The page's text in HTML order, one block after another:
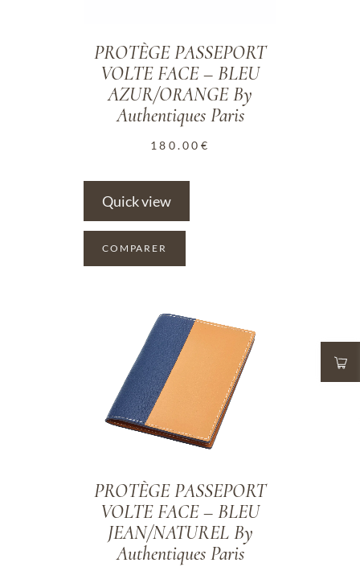
PROTÈGE PASSEPORT
VOLTE FACE – BLEU
AZUR/ORANGE By
Authentiques Paris
180.00 €
Quick view
COMPARER
PROTÈGE PASSEPORT
VOLTE FACE – BLEU
JEAN/NATUREL By
Authentiques Paris